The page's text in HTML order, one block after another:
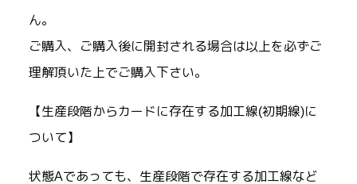
ん。
ご購入、ご購入後に開封される場合は以上を必ずご
理解頂いた上でご購入下さい。
【生産段階からカードに存在する加工線(初期線)に
ついて】
状態Aであっても、生産段階で存在する加工線など